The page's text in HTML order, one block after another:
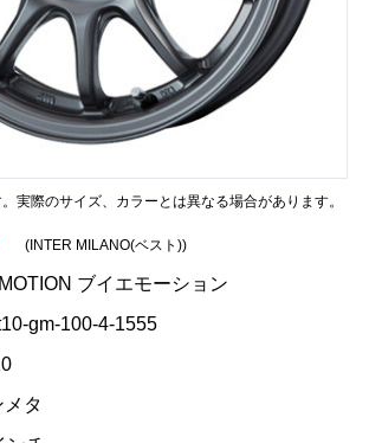
実際のサイズ、カラーとは異なる場合があります。
(INTER MILANO(ベスト))
ブイエモーション
gm-100-4-1555
メタ